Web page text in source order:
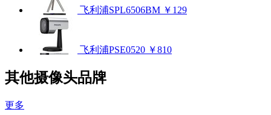
飞利浦SPL6506BM ￥129
飞利浦PSE0520 ￥810
其他摄像头品牌
更多